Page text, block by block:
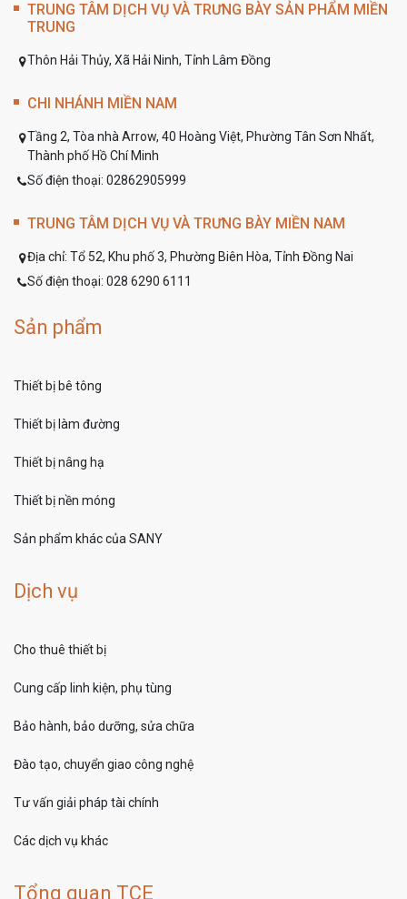
TRUNG TÂM DỊCH VỤ VÀ TRƯNG BÀY SẢN PHẨM MIỀN
TRUNG
Thôn Hải Thủy, Xã Hải Ninh, Tỉnh Lâm Đồng
CHI NHÁNH MIỀN NAM
Tầng 2, Tòa nhà Arrow, 40 Hoàng Việt, Phường Tân Sơn Nhất,
Thành phố Hồ Chí Minh
Số điện thoại: 02862905999
TRUNG TÂM DỊCH VỤ VÀ TRƯNG BÀY MIỀN NAM
Địa chỉ: Tổ 52, Khu phố 3, Phường Biên Hòa, Tỉnh Đồng Nai
Số điện thoại: 028 6290 6111
Sản phẩm
Thiết bị bê tông
Thiết bị làm đường
Thiết bị nâng hạ
Thiết bị nền móng
Sản phẩm khác của SANY
Dịch vụ
Cho thuê thiết bị
Cung cấp linh kiện, phụ tùng
Bảo hành, bảo dưỡng, sửa chữa
Đào tạo, chuyển giao công nghệ
Tư vấn giải pháp tài chính
Các dịch vụ khác
Tổng quan TCE